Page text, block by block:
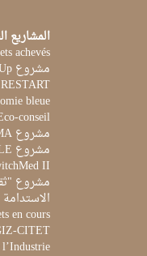
المشاريع
achevés
مشروع STAND Up
bleue
conseil
مشروع CLIMA
مشروع AQUACYCLE
II
مشروع
الاستدامة
en cours
CITET